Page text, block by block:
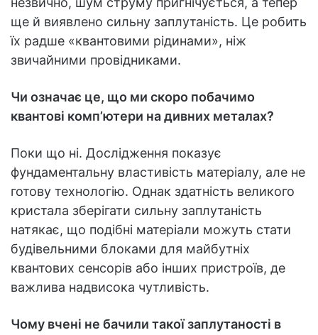
ще й виявлено сильну заплутаність. Це робить
їх радше «квантовими рідинами», ніж
звичайними провідниками.
Чи означає це, що ми скоро побачимо
квантові комп’ютери на дивних металах?
Поки що ні. Дослідження показує
фундаментальну властивість матеріалу, але не
готову технологію. Однак здатність великого
кристала зберігати сильну заплутаність
натякає, що подібні матеріали можуть стати
будівельними блоками для майбутніх
квантових сенсорів або інших пристроїв, де
важлива надвисока чутливість.
Чому вчені не бачили такої заплутаності в